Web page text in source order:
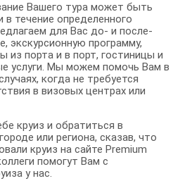
Вашего тура может быть
в течение определенного
для Вас до- и после-
экскурсионную программу,
из порта и в порт, гостиницы и
услуги. Мы можем помочь Вам в
когда не требуется
в визовых центрах или
круиз и обратиться в
или региона, сказав, что
круиз на сайте Premium
помогут Вам с
у нас.